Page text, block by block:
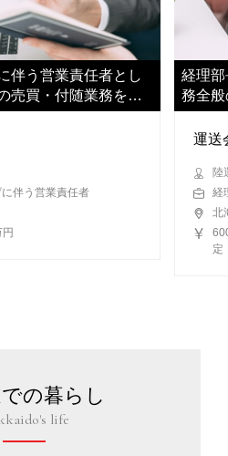
伴う営業責任者とし
売買・付随業務をお
伴う営業責任者
経理
務全
だきま
運送
陸
経
北
定
の暮らし
life